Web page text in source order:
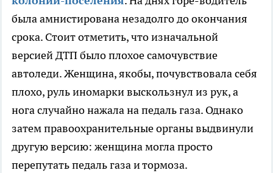
была амнистирована незадолго до окончания
срока. Стоит отметить, что изначальной
версией ДТП было плохое самочувствие
автоледи. Женщина, якобы, почувствовала себя
плохо, руль иномарки выскользнул из рук, а
нога случайно нажала на педаль газа. Однако
затем правоохранительные органы выдвинули
другую версию: женщина могла просто
перепутать педаль газа и тормоза.